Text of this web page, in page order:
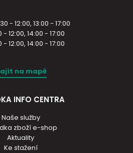
- 12:00, 13:00 - 17:00
- 12:00, 14:00 - 17:00
- 12:00, 14:00 - 17:00
na mapě
INFO CENTRA
Naše služby
zboží e-shop
Aktuality
Ke stažení